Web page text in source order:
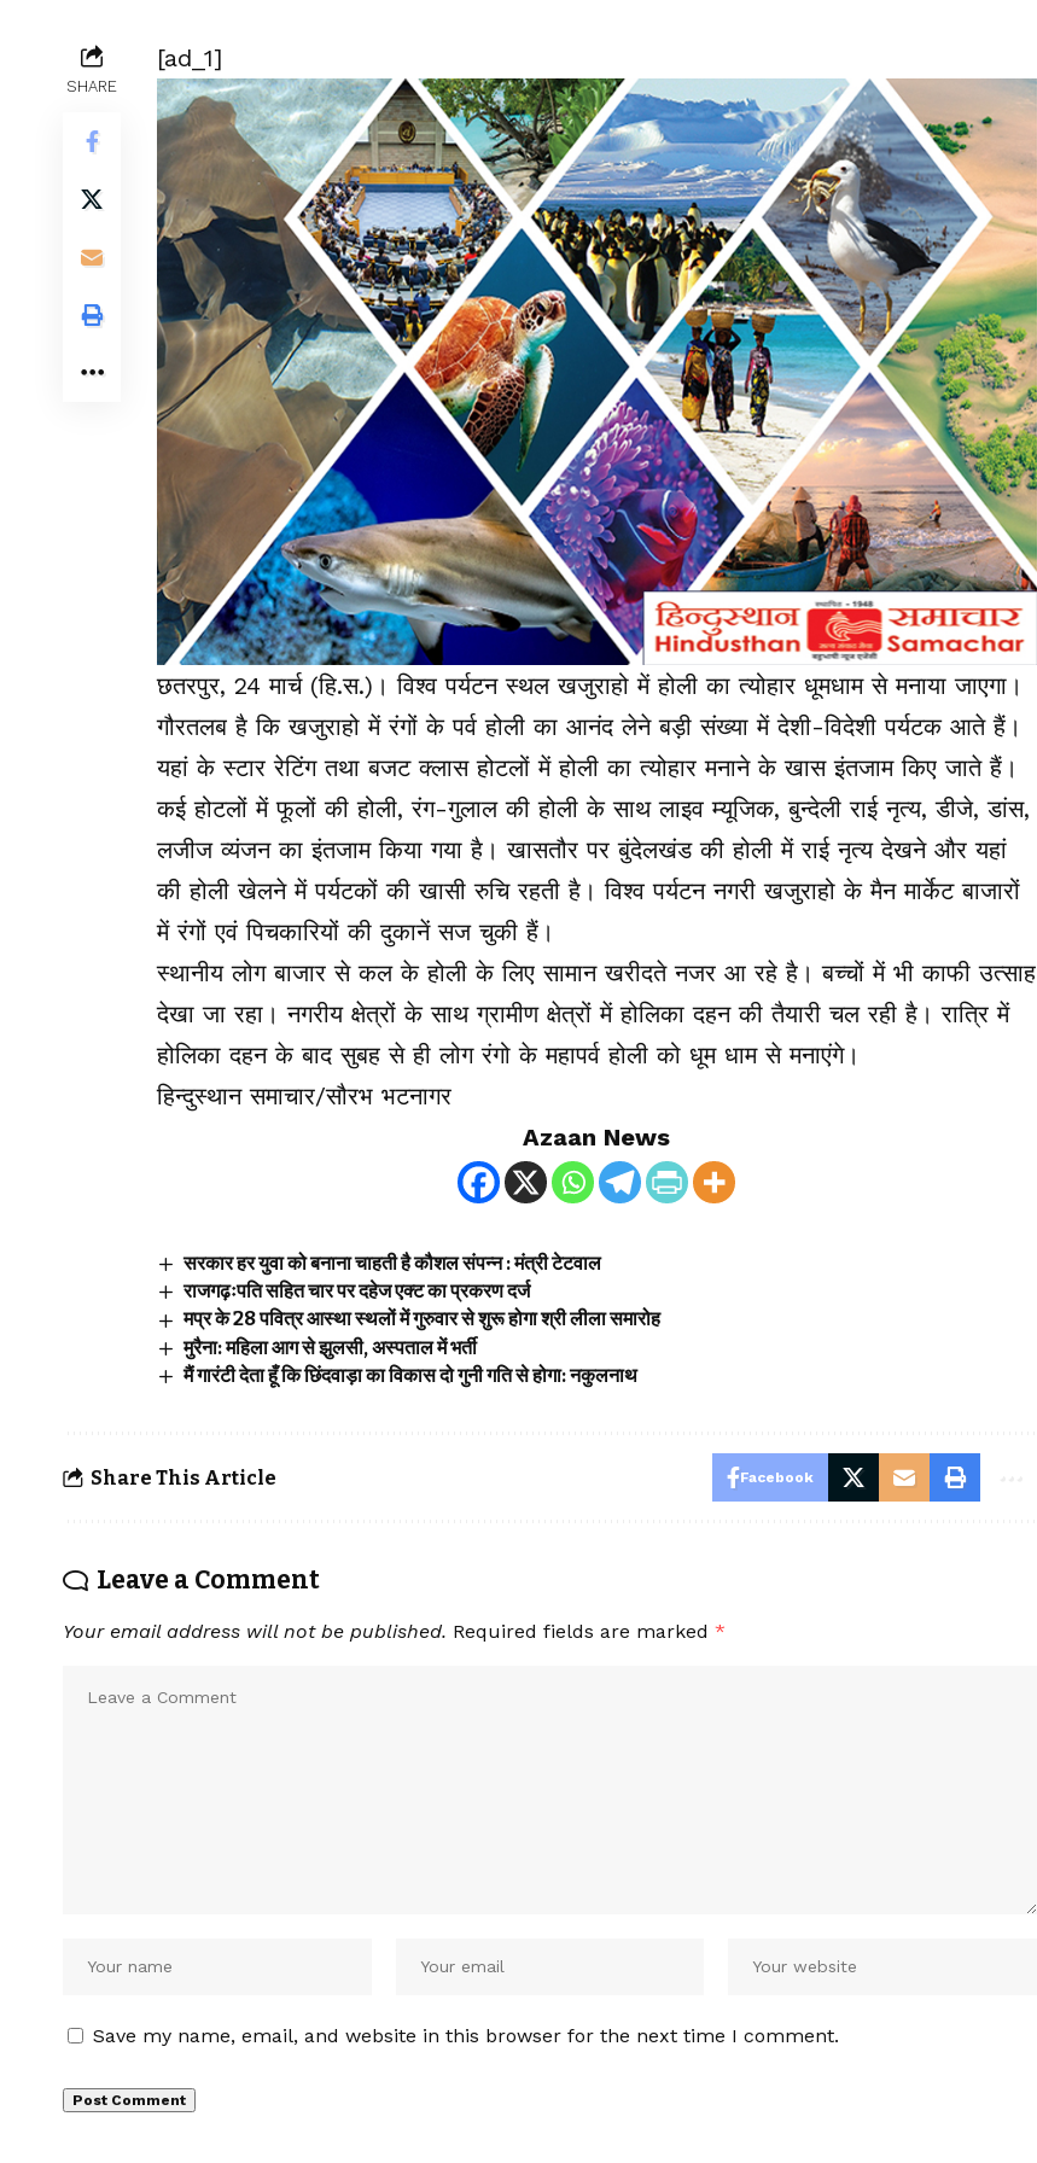
SHARE
[ad_1]
छतरपुर, 24 मार्च (हि.स.)। विश्व पर्यटन स्थल खजुराहो में होली का त्योहार धूमधाम से मनाया जाएगा।
गौरतलब है कि खजुराहो में रंगों के पर्व होली का आनंद लेने बड़ी संख्या में देशी-विदेशी पर्यटक आते हैं।
यहां के स्टार रेटिंग तथा बजट क्लास होटलों में होली का त्योहार मनाने के खास इंतजाम किए जाते हैं।
कई होटलों में फूलों की होली, रंग-गुलाल की होली के साथ लाइव म्यूजिक, बुन्देली राई नृत्य, डीजे, डांस,
लजीज व्यंजन का इंतजाम किया गया है। खासतौर पर बुंदेलखंड की होली में राई नृत्य देखने और यहां
की होली खेलने में पर्यटकों की खासी रुचि रहती है। विश्व पर्यटन नगरी खजुराहो के मैन मार्केट बाजारों
में रंगों एवं पिचकारियों की दुकानें सज चुकी हैं।
स्थानीय लोग बाजार से कल के होली के लिए सामान खरीदते नजर आ रहे है। बच्चों में भी काफी उत्साह
देखा जा रहा। नगरीय क्षेत्रों के साथ ग्रामीण क्षेत्रों में होलिका दहन की तैयारी चल रही है। रात्रि में
होलिका दहन के बाद सुबह से ही लोग रंगो के महापर्व होली को धूम धाम से मनाएंगे।
हिन्दुस्थान समाचार/सौरभ भटनागर
Azaan News
सरकार हर युवा को बनाना चाहती है कौशल संपन्न : मंत्री टेटवाल
राजगढ़ःपति सहित चार पर दहेज एक्ट का प्रकरण दर्ज
मप्र के 28 पवित्र आस्था स्थलों में गुरुवार से शुरू होगा श्री लीला समारोह
मुरैना: महिला आग से झुलसी, अस्पताल में भर्ती
मैं गारंटी देता हूँ कि छिंदवाड़ा का विकास दो गुनी गति से होगा: नकुलनाथ
Share This Article Facebook
Leave a Comment
Your email address will not be published. Required fields are marked *
Save my name, email, and website in this browser for the next time I comment.